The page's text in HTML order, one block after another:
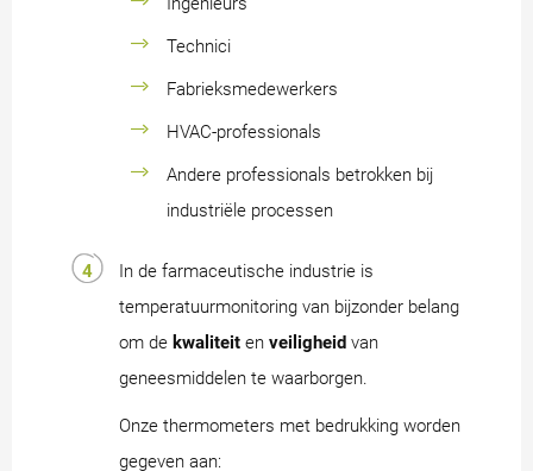
Technici
Fabrieksmedewerkers
HVAC-professionals
Andere professionals betrokken bij
industriële processen
In de farmaceutische industrie is
temperatuurmonitoring van bijzonder belang
om de kwaliteit en veiligheid van
geneesmiddelen te waarborgen.
Onze thermometers met bedrukking worden
gegeven aan: